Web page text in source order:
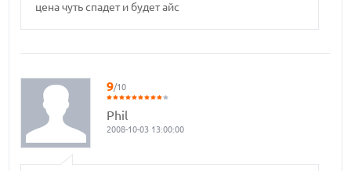
цена чуть спадет и будет айс
9/10
Phil
2008-10-03 13:00:00